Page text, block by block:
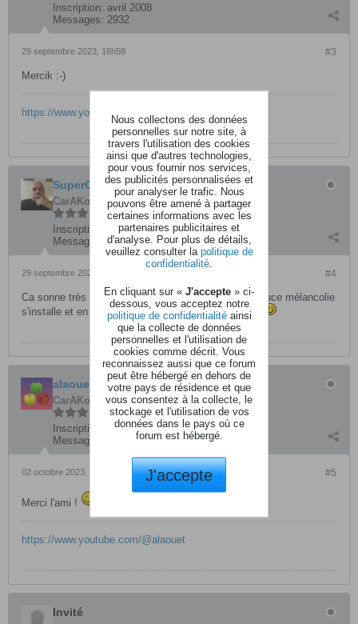
Inscription: avril 2008
Messages: 2932
#3
29 septembre 2023, 16h58
Mercik :-)
https://www.youtube.com/@alaouet
SuperChrist
CarAKoleur
Inscription:
mars 2011
Messages:
4410
#4
29 septembre 2023, 17h15
Ca sonne très bien ensemble. Effectivement, une douce mélancolie
s'installe et en devient très agréable. Bravo les gars
alaouet
CarAKoleur
Inscription:
avril 2008
Messages:
#5
02 octobre 2023, 17h11
Merci l'ami !
https://www.youtube.com/@alaouet
Invité
Nous collectons des données
personnelles sur notre site, à
travers l'utilisation des cookies
ainsi que d'autres technologies,
pour vous fournir nos services,
des publicités personnalisées et
pour analyser le trafic. Nous
pouvons être amené à partager
certaines informations avec les
partenaires publicitaires et
d'analyse. Pour plus de détails,
veuillez consulter la politique de
confidentialité
En cliquant sur « J'accepte » ci-
dessous, vous acceptez notre
politique de confidentialitéainsi
que la collecte de données
personnelles et l'utilisation de
cookies comme décrit. Vous
reconnaissez aussi que ce forum
peut être hébergé en dehors de
votre pays de résidence et que
vous consentez à la collecte, le
stockage et l'utilisation de vos
données dans le pays où ce
forum est hébergé.
J'accepte